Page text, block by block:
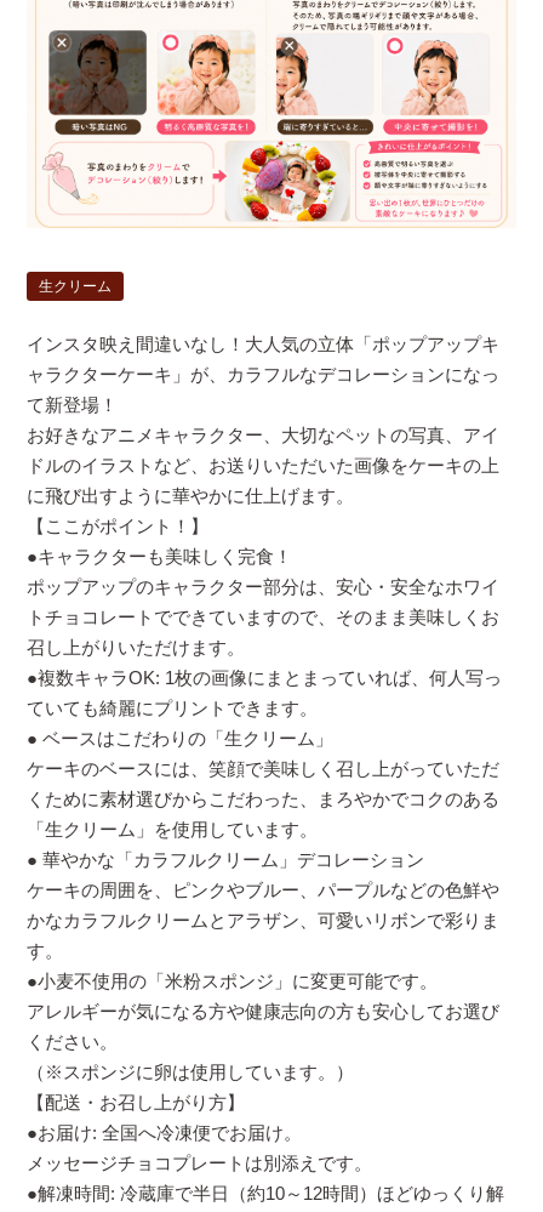
生クリーム
インスタ映え間違いなし！大人気の立体「ポップアップキ
ャラクターケーキ」が、カラフルなデコレーションになっ
て新登場！
お好きなアニメキャラクター、大切なペットの写真、アイ
ドルのイラストなど、お送りいただいた画像をケーキの上
に飛び出すように華やかに仕上げます。
【ここがポイント！】
●キャラクターも美味しく完食！
ポップアップのキャラクター部分は、安心・安全なホワイ
トチョコレートでできていますので、そのまま美味しくお
召し上がりいただけます。
●複数キャラOK: 1枚の画像にまとまっていれば、何人写っ
ていても綺麗にプリントできます。
● ベースはこだわりの「生クリーム」
ケーキのベースには、笑顔で美味しく召し上がっていただ
くために素材選びからこだわった、まろやかでコクのある
「生クリーム」を使用しています。
● 華やかな「カラフルクリーム」デコレーション
ケーキの周囲を、ピンクやブルー、パープルなどの色鮮や
かなカラフルクリームとアラザン、可愛いリボンで彩りま
す。
●小麦不使用の「米粉スポンジ」に変更可能です。
アレルギーが気になる方や健康志向の方も安心してお選び
ください。
（※スポンジに卵は使用しています。）
【配送・お召し上がり方】
●お届け: 全国へ冷凍便でお届け。
メッセージチョコプレートは別添えです。
●解凍時間: 冷蔵庫で半日（約10～12時間）ほどゆっくり解